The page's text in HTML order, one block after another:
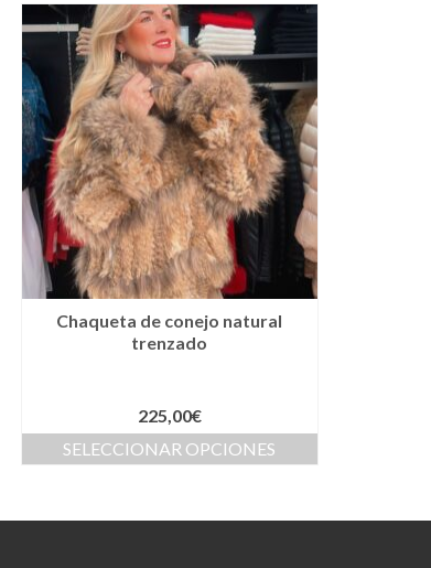
Chaqueta de conejo natural
trenzado
225,00€
SELECCIONAR OPCIONES